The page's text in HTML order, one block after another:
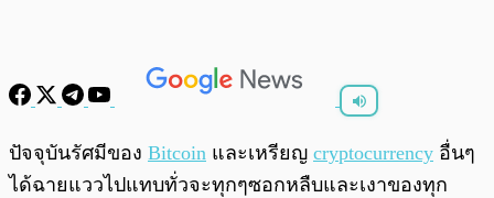
พร้อมเล่น 0:00
ปัจจุบันรัศมีของ Bitcoin และเหรียญ cryptocurrency อื่นๆ
ได้ฉายแววไปแทบทั่วจะทุกๆซอกหลืบและเงาของทุก